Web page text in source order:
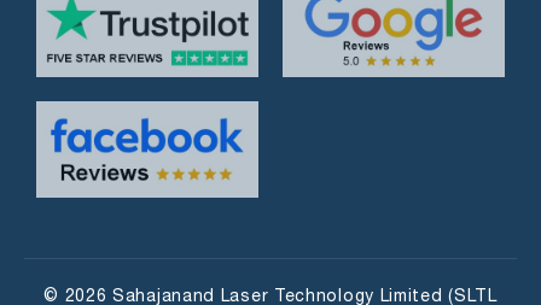
© 2026 Sahajanand Laser Technology Limited (SLTL